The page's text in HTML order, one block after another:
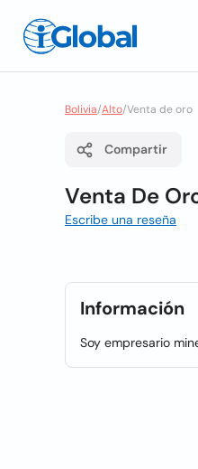
Bolivia/Alto/Venta de oro
Compartir
Venta De
Escribe una reseña
Información
Soy empresario